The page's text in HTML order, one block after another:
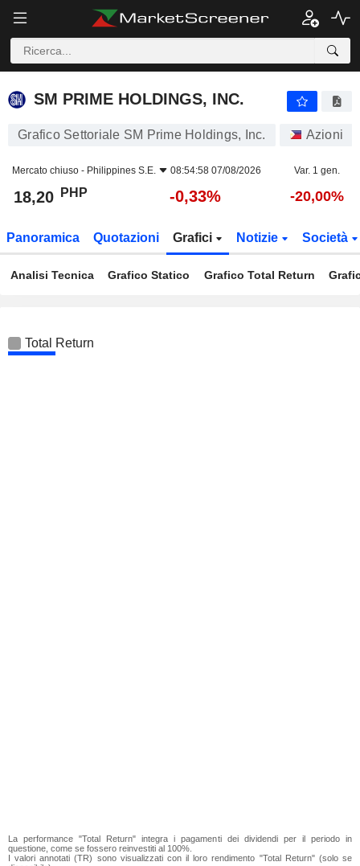
SM PRIME HOLDINGS, INC.
SM PRIME HOLDINGS, INC.
Grafico Settoriale SM Prime Holdings, Inc. Azioni
Mercato chiuso - Philippines S.E. 08:54:58 07/08/2026 Var. 1 gen.
18,20 PHP -0,33% -20,00%
Panoramica Quotazioni Grafici Notizie Società
Analisi Tecnica Grafico Statico Grafico Total Return
Total Return
La performance "Total Return" integra i pagamenti dei dividendi per il periodo in
questione, come se fossero reinvestiti al 100%.
I valori annotati (TR) sono visualizzati con il loro rendimento "Total Return" (solo se